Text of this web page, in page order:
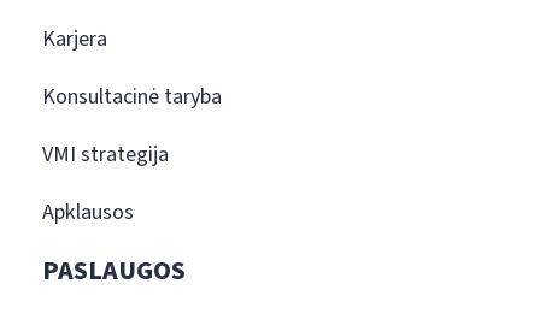
Karjera
Konsultacinė taryba
VMI strategija
Apklausos
PASLAUGOS